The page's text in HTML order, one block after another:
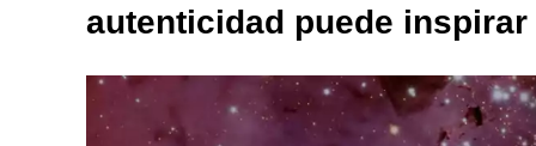
autenticidad puede